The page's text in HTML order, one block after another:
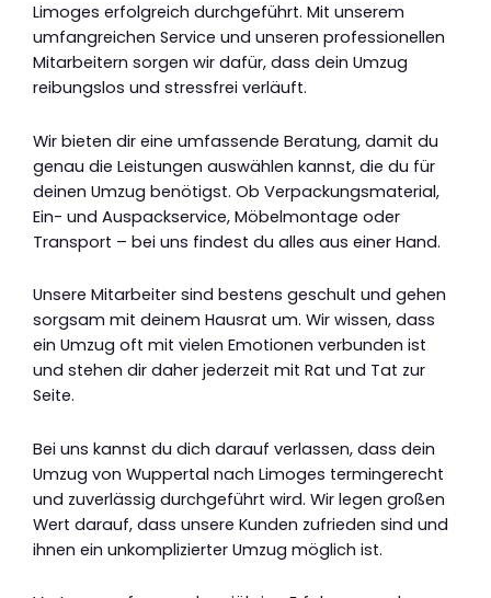
Limoges erfolgreich durchgeführt. Mit unserem
umfangreichen Service und unseren professionellen
Mitarbeitern sorgen wir dafür, dass dein Umzug
reibungslos und stressfrei verläuft.
Wir bieten dir eine umfassende Beratung, damit du
genau die Leistungen auswählen kannst, die du für
deinen Umzug benötigst. Ob Verpackungsmaterial,
Ein- und Auspackservice, Möbelmontage oder
Transport – bei uns findest du alles aus einer Hand.
Unsere Mitarbeiter sind bestens geschult und gehen
sorgsam mit deinem Hausrat um. Wir wissen, dass
ein Umzug oft mit vielen Emotionen verbunden ist
und stehen dir daher jederzeit mit Rat und Tat zur
Seite.
Bei uns kannst du dich darauf verlassen, dass dein
Umzug von Wuppertal nach Limoges termingerecht
und zuverlässig durchgeführt wird. Wir legen großen
Wert darauf, dass unsere Kunden zufrieden sind und
ihnen ein unkomplizierter Umzug möglich ist.